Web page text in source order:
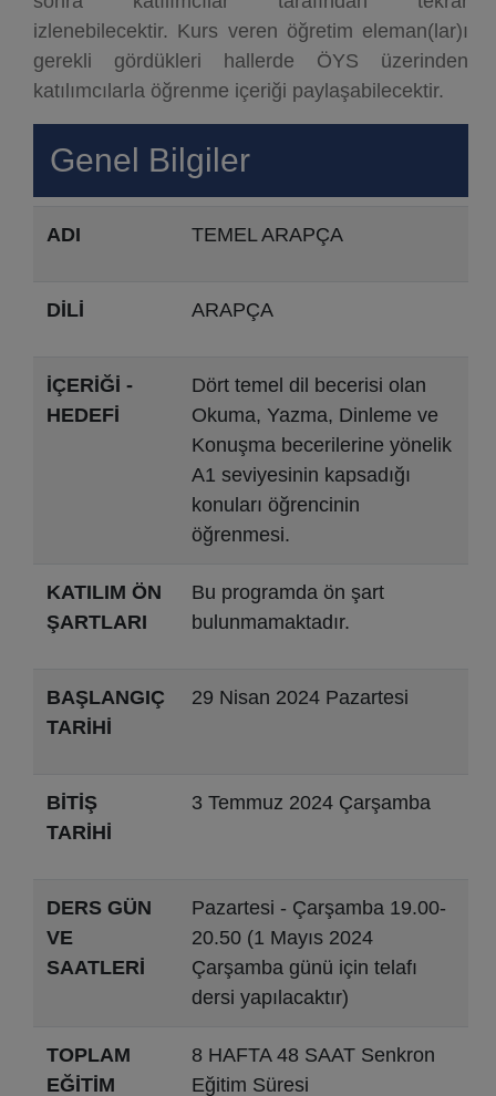
izlenebilecektir. Kurs veren öğretim eleman(lar)ı
gerekli gördükleri hallerde ÖYS üzerinden
katılımcılarla öğrenme içeriği paylaşabilecektir.
Genel Bilgiler
ADI TEMEL ARAPÇA
DİLİ ARAPÇA
İÇERİĞİ -
HEDEFİ
Dört temel dil becerisi olan
Okuma, Yazma, Dinleme ve
Konuşma becerilerine yönelik
A1 seviyesinin kapsadığı
konuları öğrencinin
öğrenmesi.
KATILIM ÖN
ŞARTLARI
Bu programda ön şart
bulunmamaktadır.
BAŞLANGIÇ
TARİHİ
29 Nisan 2024 Pazartesi
BİTİŞ
TARİHİ
3 Temmuz 2024 Çarşamba
DERS GÜN
VE
SAATLERİ
Pazartesi - Çarşamba 19.00-
20.50 (1 Mayıs 2024
Çarşamba günü için telafı
dersi yapılacaktır)
TOPLAM
EĞİTİM
8 HAFTA 48 SAAT Senkron
Eğitim Süresi